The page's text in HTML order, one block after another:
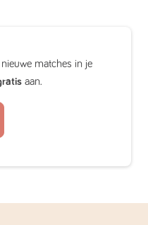
nieuwe matches in je
aan.